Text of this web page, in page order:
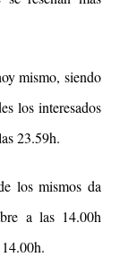
mismo, siendo
los interesados
23.59h.
los mismos da
a las 14.00h